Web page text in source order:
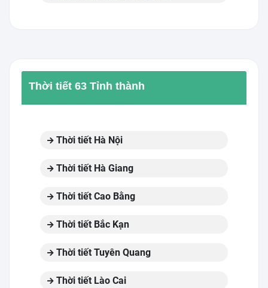
Thời tiết 63 Tỉnh thành
Thời tiết Hà Nội
Thời tiết Hà Giang
Thời tiết Cao Bằng
Thời tiết Bắc Kạn
Thời tiết Tuyên Quang
Thời tiết Lào Cai